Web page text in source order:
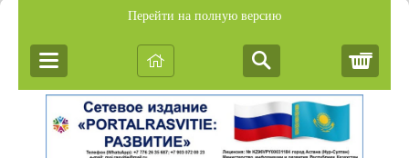
Перейти на полную версию